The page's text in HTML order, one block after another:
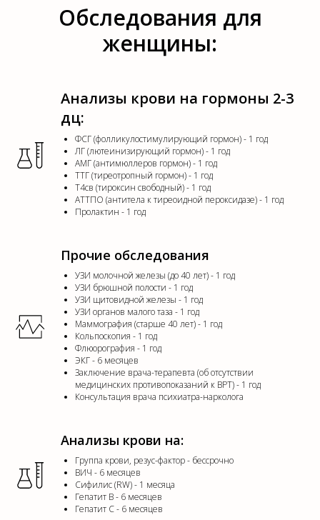
Обследования для
женщины:
Анализы крови на гормоны 2-3
дц:
ФСГ (фолликулостимулирующий гормон) - 1 год
ЛГ (лютеинизирующий гормон)- 1 год
АМГ (антимюллеров гормон) - 1 год
ТТГ (тиреотропный гормон) - 1 год
Т4св (тироксин свободный) - 1 год
АТТПО (антитела к тиреоидной пероксидазе) - 1 год
Пролактин - 1 год
Прочие обследования
УЗИ молочной железы (до 40 лет) - 1 год
УЗИ брюшной полости - 1 год
УЗИ щитовидной железы - 1 год
УЗИ органов малого таза - 1 год
Маммография (старше 40 лет) - 1 год
Кольпоскопия - 1 год
Флюорография - 1 год
ЭКГ - 6 месяцев
Заключение врача-терапевта (об отсутствии
медицинских противопоказаний к ВРТ) - 1 год
Консультация врача психиатра-нарколога
Анализы крови на:
Группа крови, резус-фактор - бессрочно
ВИЧ - 6 месяцев
Сифилис (RW) - 1 месяца
Гепатит В - 6 месяцев
Гепатит С - 6 месяцев